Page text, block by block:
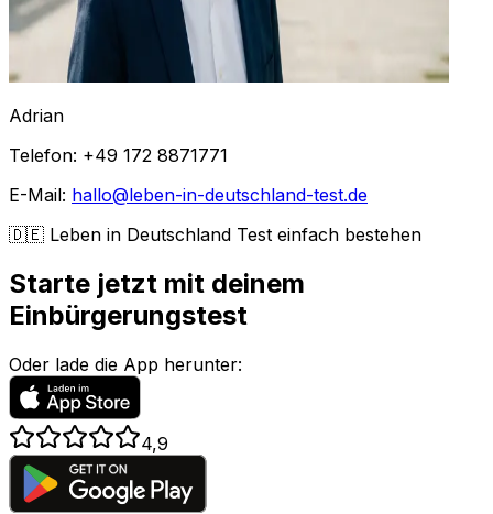
Adrian
Telefon: +49 172 8871771
E-Mail: hallo@leben-in-deutschland-test.de
🇩🇪 Leben in Deutschland Test einfach bestehen
Starte jetzt mit deinem
Einbürgerungstest
Oder lade die App herunter:
4,9